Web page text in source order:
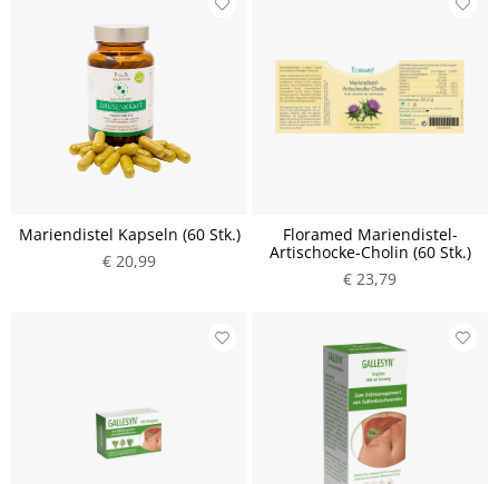
Mariendistel Kapseln (60 Stk.)
€ 20,99
Floramed Mariendistel-
Artischocke-Cholin (60 Stk.)
€ 23,79